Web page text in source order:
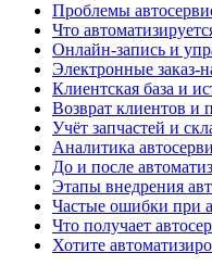
Проблемы
Что
Онлайн-запись и
Электронные заказ-
Клиентская база и
Возврат клиентов и
Учёт запчастей и
Аналитика
До и после
Этапы внедрения
Частые ошибки при
Что получает
Хотите